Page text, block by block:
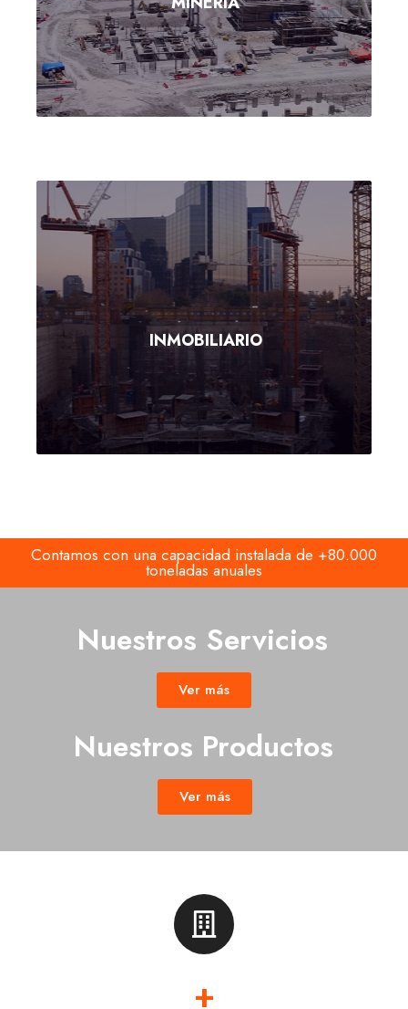
INMOBILIARIO
INMOBILIARIO
Contamos con una capacidad instalada de +80.000
toneladas anuales
Nuestros Servicios
Ver más
Nuestros Productos
Ver más
+